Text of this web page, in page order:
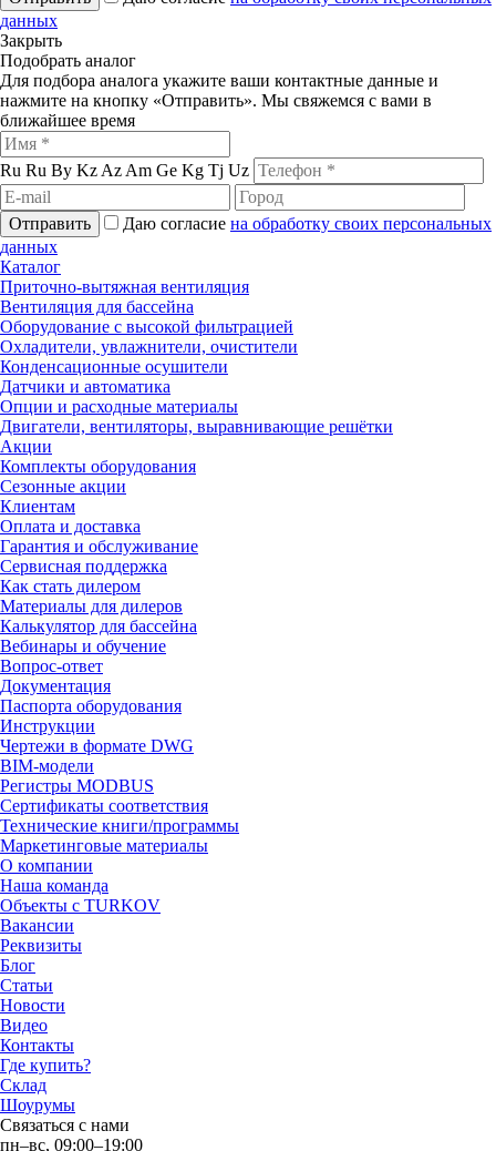
данных
Закрыть
Подобрать аналог
Для подбора аналога укажите ваши контактные данные и
нажмите на кнопку «Отправить». Мы свяжемся с вами в
ближайшее время
Ru Ru By KzAzAm Ge Kg Tj Uz
Отправить Даю согласие на обработку своих персональных
данных
Каталог
Приточно-вытяжная вентиляция
Вентиляция для бассейна
Оборудование с высокой фильтрацией
Охладители, увлажнители, очистители
Конденсационные осушители
Датчики и автоматика
Опции и расходные материалы
Двигатели, вентиляторы, выравнивающие решётки
Акции
Комплекты оборудования
Сезонные акции
Клиентам
Оплата и доставка
Гарантия и обслуживание
Сервисная поддержка
Как стать дилером
Материалы для дилеров
Калькулятор для бассейна
Вебинары и обучение
Вопрос-ответ
Документация
Паспорта оборудования
Инструкции
Чертежи в формате DWG
BIM-модели
Регистры MODBUS
Сертификаты соответствия
Технические книги/программы
Маркетинговые материалы
О компании
Наша команда
Объекты с TURKOV
Вакансии
Реквизиты
Блог
Статьи
Новости
Видео
Контакты
Где купить?
Склад
Шоурумы
Связаться с нами
пн–вс, 09:00–19:00